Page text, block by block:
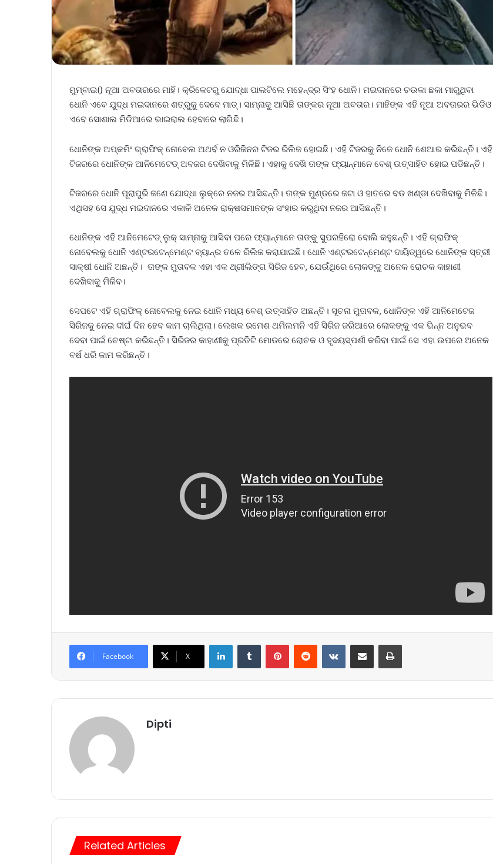
ମୁମ୍ବାଇ() ନୂଆ ଅବତାରରେ ମାହି। କ୍ରିକେଟରୁ ଯୋଦ୍ଧା ପାଲଟିଲେ ମହେନ୍ଦ୍ର ସିଂହ ଧୋନି। ମଇଦାନରେ ଚଉକା ଛକା ମାରୁଥିବା
ଧୋନି ଏବେ ଯୁଦ୍ଧ ମଇଦାନରେ ଶତ୍ରୁକୁ ଦେବେ ମାତ୍‌। ସାମ୍ନାକୁ ଆସିଛି ତାଙ୍କର ନୂଆ ଅବତାର। ମାହିଙ୍କ ଏହି ନୂଆ ଅବତାରର ଭିଡିଓ
ଏବେ ସୋଶାଲ ମିଡିଆରେ ଭାଇରାଲ ହେବାରେ ଲାଗିଛି।
ଧୋନିଙ୍କ ଅପ୍‌କମିଂ ଗ୍ରାଫିକ୍‌ ନୋବେଲ ଅଥର୍ବ ନ ଓରିଜିନର ଟିଜର ରିଲିଜ ହୋଇଛି। ଏହି ଟିଜରକୁ ନିଜେ ଧୋନି ଶେଆର କରିଛନ୍ତି। ଏହି
ଟିଜରରେ ଧୋନିଙ୍କ ଆନିମେଟେଡ୍‌ ଅବଜର ଦେଖିବାକୁ ମିଳିଛି। ଏହାକୁ ଦେଖି ତାଙ୍କ ଫ୍ୟାନ୍‌ମାନେ ବେଶ୍‌ ଉତ୍ସାହିତ ହୋଇ ପଡିଛନ୍ତି।
ଟିଜରରେ ଧୋନି ପୂରାପୁରି ଜଣେ ଯୋଦ୍ଧା ଲୁକ୍‌ରେ ନଜର ଆସିଛନ୍ତି। ତାଙ୍କ ମୁଣ୍ଡରେ ଜଟା ଓ ହାତରେ ବଡ ଖଣ୍ଡା ଦେଖିବାକୁ ମିଳିଛି।
ଏଥିସହ ସେ ଯୁଦ୍ଧ ମଇଦାନରେ ଏକାକି ଅନେକ ରାକ୍ଷସମାନଙ୍କ ସଂହାର କରୁଥିବା ନଜର ଆସିଛନ୍ତି।
ଧୋନିଙ୍କ ଏହି ଆନିମେଟେଡ୍‌ ଲୁକ୍‌ ସାମ୍ନାକୁ ଆସିବା ପରେ ଫ୍ୟାନ୍‌ମାନେ ତାଙ୍କୁ ସୁପରହିରୋ ବୋଲି କହୁଛନ୍ତି। ଏହି ଗ୍ରାଫିକ୍‌
ନୋବେଲକୁ ଧୋନି ଏଣ୍ଟରଟେନ୍‌ମେଣ୍ଟ ବ୍ୟାନ୍‌ର ତଳେ ରିଲିଜ କରାଯାଇଛି। ଧୋନି ଏଣ୍ଟରଟେନ୍‌ମେଣ୍ଟ ଦାୟିତ୍ୱରେ ଧୋନିଙ୍କ ସ୍ତ୍ରୀ
ସାକ୍ଷୀ ଧୋନି ଅଛନ୍ତି। ତାଙ୍କ ମୁତାବକ ଏହା ଏକ ଥ୍ରୀଲିଙ୍ଗ ସିରିଜ ହେବ, ଯେଉଁଥିରେ ଲୋକଙ୍କୁ ଅନେକ ରୋଚକ କାହାଣୀ
ଦେଖିବାକୁ ମିଳିବ।
ସେପଟେ ଏହି ଗ୍ରାଫିକ୍‌ ନୋବେଲକୁ ନେଇ ଧୋନି ମଧ୍ୟ ବେଶ୍‌ ଉତ୍ସାହିତ ଅଛନ୍ତି। ସୂଚନା ମୁତାବକ, ଧୋନିଙ୍କ ଏହି ଆନିମେଟେଜ
ସିରିଜକୁ ନେଇ ଦୀର୍ଘ ଦିନ ହେବ କାମ ଚାଲିଥିଲା। ଲେଖକ ରମେଶ ଥମିଲମନି ଏହି ସିରିଜ ଜରିଆରେ ଲୋକଙ୍କୁ ଏକ ଭିନ୍ନ ଅନୁଭବ
ଦେବା ପାଇଁ ଚେଷ୍ଟା କରିଛନ୍ତି। ସିରିଜର କାହାଣୀକୁ ପ୍ରତିଟି ମୋଡରେ ରୋଚକ ଓ ହୃଦୟସ୍ପର୍ଶୀ କରିବା ପାଇଁ ସେ ଏହା ଉପରେ ଅନେକ
ବର୍ଷ ଧରି କାମ କରିଛନ୍ତି।
Facebook X
Dipti
Related Articles